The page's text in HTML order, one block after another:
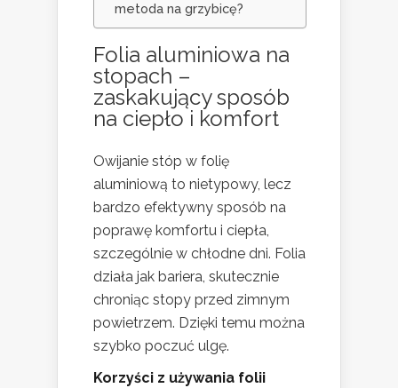
metoda na grzybicę?
Folia aluminiowa na
stopach –
zaskakujący sposób
na ciepło i komfort
Owijanie stóp w folię
aluminiową to nietypowy, lecz
bardzo efektywny sposób na
poprawę komfortu i ciepła,
szczególnie w chłodne dni. Folia
działa jak bariera, skutecznie
chroniąc stopy przed zimnym
powietrzem. Dzięki temu można
szybko poczuć ulgę.
Korzyści z używania folii